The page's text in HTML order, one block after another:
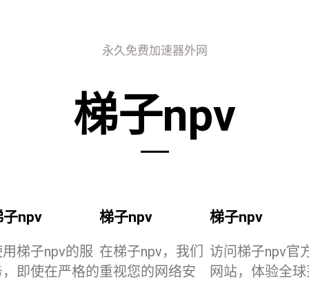
永久免费加速器外网
梯子npv
子npv
梯子npv的服
即使在严格的
梯子npv
在梯子npv，我们
重视您的网络安
梯子npv
访问梯子npv官
网站，体验全